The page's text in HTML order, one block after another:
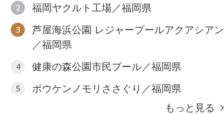
2 福岡ヤクルト工場／福岡県
3
芦屋海浜公園 レジャープールアクアシアン
／福岡県
4 健康の森公園市民プール／福岡県
5
ボウケンノモリささぐり／福岡県
もっと見る